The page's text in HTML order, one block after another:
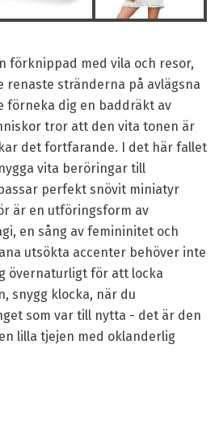
förknippad med vila och resor,
renaste stränderna på avlägsna
förneka dig en baddräkt av
tror att den vita tonen är
det fortfarande. I det här fallet
vita beröringar till
perfekt snövit miniatyr
är en utföringsform av
en sång av femininitet och
utsökta accenter behöver inte
övernaturligt för att locka
snygg klocka, när du
som var till nytta - det är den
lilla tjejen med oklanderlig